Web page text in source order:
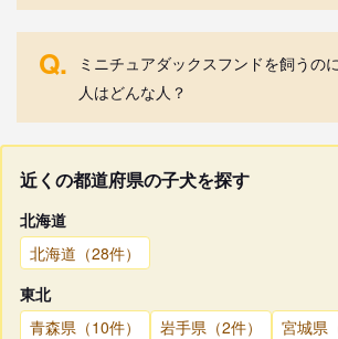
Q.
ミニチュアダックスフンドを飼うの
人はどんな人？
近くの都道府県の子犬を探す
北海道
北海道（28件）
東北
青森県（10件）
岩手県（2件）
宮城県